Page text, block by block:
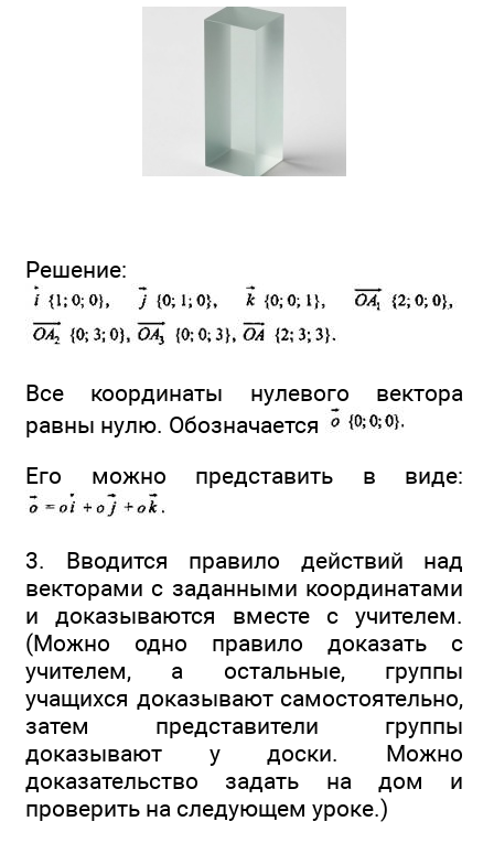
Решение:
Все координаты нулевого вектора
равны нулю. Обозначается
Его можно представить в виде:
3. Вводится правило действий над
векторами с заданными координатами
и доказываются вместе с учителем.
(Можно одно правило доказать с
учителем, а остальные, группы
учащихся доказывают самостоятельно,
затем представители группы
доказывают у доски. Можно
доказательство задать на дом и
проверить на следующем уроке.)